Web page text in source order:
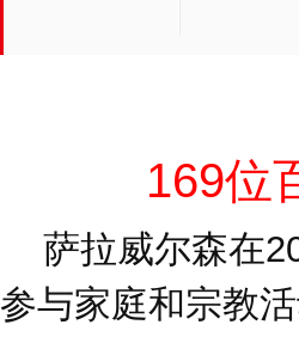
169位
萨拉威尔森在
参与家庭和宗教